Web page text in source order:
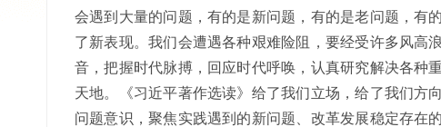
会遇到大量的问题，有的是新问题，有的是老问题，有
了新表现。我们会遭遇各种艰难险阻，要经受许多风高
音，把握时代脉搏，回应时代呼唤，认真研究解决各种
天地。《习近平著作选读》给了我们立场，给了我们方
问题意识，聚焦实践遇到的新问题、改革发展稳定存在